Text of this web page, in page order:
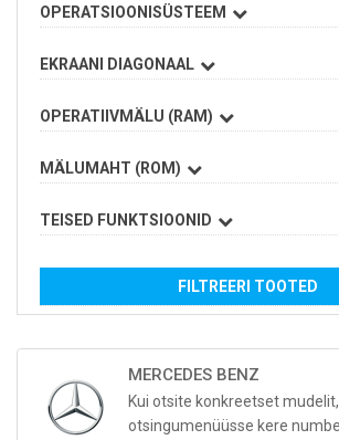
OPERATSIOONISÜSTEEM
EKRAANI DIAGONAAL
OPERATIIVMÄLU (RAM)
MÄLUMAHT (ROM)
TEISED FUNKTSIOONID
FILTREERI TOOTED
MERCEDES BENZ
Kui otsite konkreetset
otsingumenüüsse kere